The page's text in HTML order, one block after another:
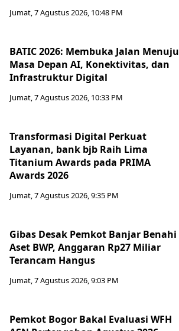
Jumat, 7 Agustus 2026, 10:48 PM
BATIC 2026: Membuka Jalan Menuju
Masa Depan AI, Konektivitas, dan
Infrastruktur Digital
Jumat, 7 Agustus 2026, 10:33 PM
Transformasi Digital Perkuat
Layanan, bank bjb Raih Lima
Titanium Awards pada PRIMA
Awards 2026
Jumat, 7 Agustus 2026, 9:35 PM
Gibas Desak Pemkot Banjar Benahi
Aset BWP, Anggaran Rp27 Miliar
Terancam Hangus
Jumat, 7 Agustus 2026, 9:03 PM
Pemkot Bogor Bakal Evaluasi WFH